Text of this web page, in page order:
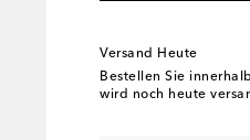
EU 41 Geringe
Versand Heute
Bestellen Sie
wird noch heute